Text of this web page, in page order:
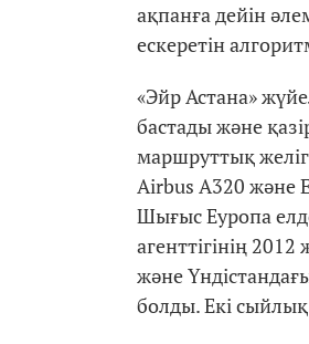
ақпанға дейін
ескеретін
«Эйр Астана»
бастады және
маршруттық
Airbus A320 және
Шығыс Еуропа
агенттігінің
және
болды. Екі